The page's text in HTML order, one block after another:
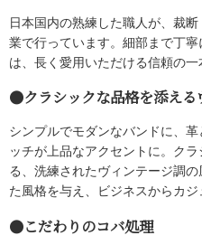
日本国内の熟練した職人が、裁
業で行っています。細部まで丁
は、長く愛用いただける信頼の一
●クラシックな品格を添える
シンプルでモダンなバンドに、
ッチが上品なアクセントに。ク
る、洗練されたヴィンテージ調
た風格を与え、ビジネスからカジ
●こだわりのコバ処理